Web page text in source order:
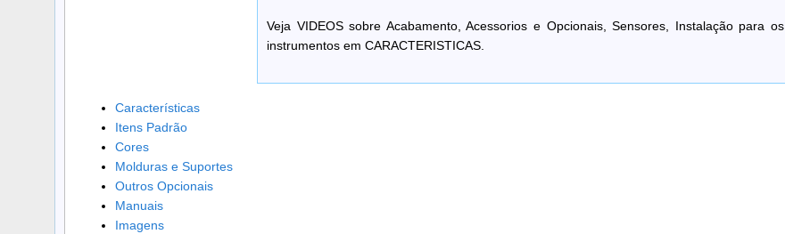
Veja VIDEOS sobre Acabamento, Acessorios e Opcionais, Sensores, Instalação para os
instrumentos em CARACTERISTICAS.
Características
Itens Padrão
Cores
Molduras e Suportes
Outros Opcionais
Manuais
Imagens